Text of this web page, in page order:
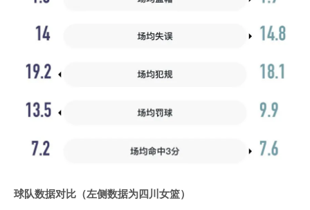
球队数据对比（左侧数据为四川女篮）